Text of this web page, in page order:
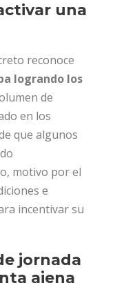
una
reconoce
logrando los
de
en los
que algunos
motivo por el
e
incentivar su
jornada
ajena